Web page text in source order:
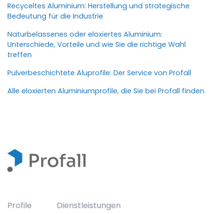
Recyceltes Aluminium: Herstellung und strategische
Bedeutung für die Industrie
Naturbelassenes oder eloxiertes Aluminium:
Unterschiede, Vorteile und wie Sie die richtige Wahl
treffen
Pulverbeschichtete Aluprofile: Der Service von Profall
Alle eloxierten Aluminiumprofile, die Sie bei Profall finden
Profile Dienstleistungen